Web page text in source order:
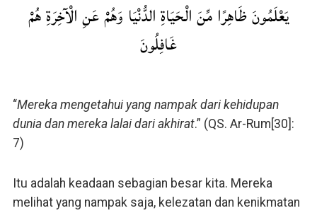
يَعْلَمُونَ ظَاهِرًا مِّنَ الْحَيَاةِ الدُّنْيَا وَهُمْ عَنِ الْآخِرَةِ هُمْ
غَافِلُونَ
“Mereka mengetahui yang nampak dari kehidupan
dunia dan mereka lalai dari akhirat.” (QS. Ar-Rum[30]:
7)
Itu adalah keadaan sebagian besar kita. Mereka
melihat yang nampak saja, kelezatan dan kenikmatan